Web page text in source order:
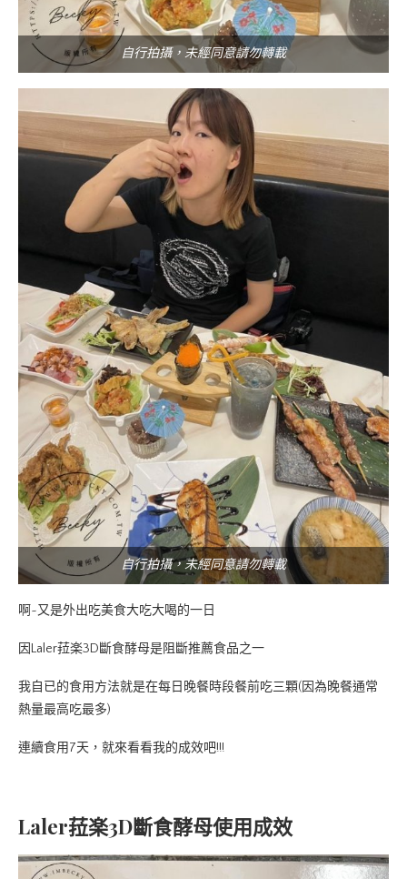
自行拍攝，未經同意請勿轉載
自行拍攝，未經同意請勿轉載
啊~又是外出吃美食大吃大喝的一日
因Laler菈楽3D斷食酵母是阻斷推薦食品之一
我自已的食用方法就是在每日晚餐時段餐前吃三顆(因為晚餐通常
熱量最高吃最多)
連續食用7天，就來看看我的成效吧!!!
Laler菈楽3D斷食酵母使用成效